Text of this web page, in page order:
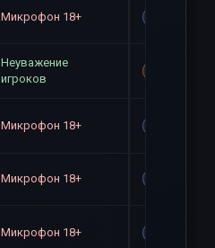
Микрофон 18+
Неуважение
игроков
Микрофон 18+
Микрофон 18+
Микрофон 18+